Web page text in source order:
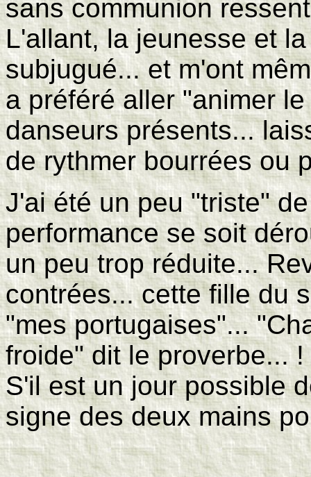
sans communion
L'allant, la jeunesse et
subjugué... et m'ont
a préféré aller "animer
danseurs présents...
de rythmer bourrées ou
J'ai été un peu "triste"
performance se soit
un peu trop réduite...
contrées... cette fille du
"mes portugaises"...
froide" dit le proverbe... !
S'il est un jour possible
signe des deux mains